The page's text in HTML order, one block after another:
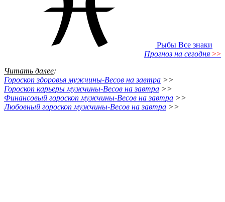
Рыбы Все знаки
Прогноз на сегодня >>
Читать далее:
Гороскоп здоровья мужчины-Весов на завтра >>
Гороскоп карьеры мужчины-Весов на завтра >>
Финансовый гороскоп мужчины-Весов на завтра >>
Любовный гороскоп мужчины-Весов на завтра >>